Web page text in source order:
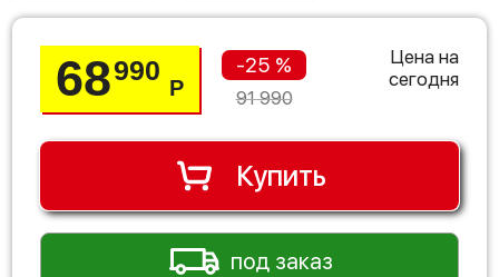
68990
Р
-25 %
91 990
Цена на
сегодня
Купить
под заказ